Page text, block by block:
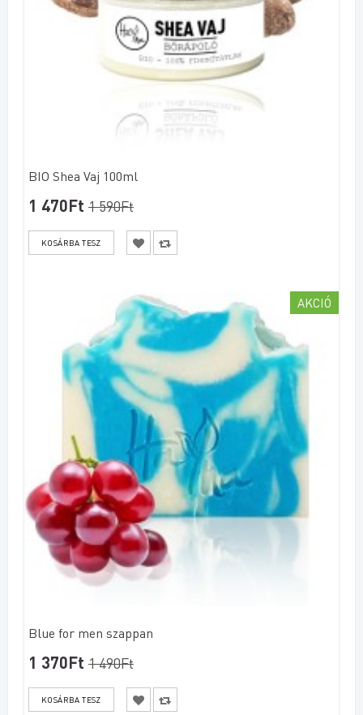
BIO Shea Vaj 100ml
1 470Ft 1 590Ft
AKCIÓ
Blue for men szappan
1 370Ft 1 490Ft